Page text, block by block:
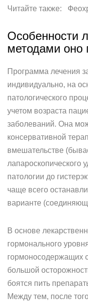
Читайте также:
Особенности
методами оно
Программа лечения
индивидуально, на
патологического
учетом возраста
заболеваний. Она
консервативной
вмешательстве
лапароскопического
патологии до
чаще всего
варианте
В основе
гормонального
гормоносодержащих
большой
боятся пить
Между тем, после